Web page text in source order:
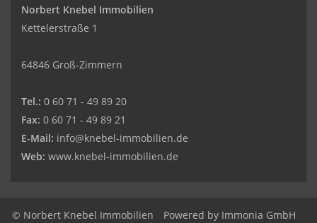
Norbert Knebel Immobilien
Kettelerstraße 1
64846 Groß-Zimmern
Tel.: 0 60 71 - 49 89 20
Fax: 0 60 71 - 49 89 21
E-Mail: info@knebel-immobilien.de
Web: www.knebel-immobilien.de
© Norbert Knebel Immobilien Powered by Immonia GmbH